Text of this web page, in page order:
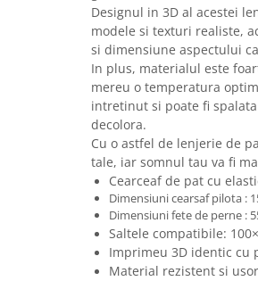
Designul in 3D al acestei
modele si texturi realiste,
si dimensiune aspectului
In plus, materialul este
mereu o temperatura
intretinut si poate fi
decolora.
Cu o astfel de lenjerie de
tale, iar somnul tau va fi
Cearceaf de pat cu
Dimensiuni cearsaf pilota :
Dimensiuni fete de perne :
Saltele compatibile:
Imprimeu 3D identic cu
Material rezistent si